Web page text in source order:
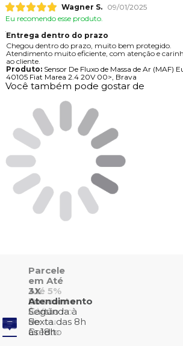
Wagner S.
09/01/2025
Eu recomendo esse produto.
Entrega dentro do prazo
Chegou dentro do prazo, muito bem protegido.
Atendimento muito eficiente, com atenção e
ao cliente.
Produto:Sensor De Fluxo de Massa de Ar (MAF)
40105 Fiat Marea 2.4 20V 00>, Brava
Você também pode gostar de